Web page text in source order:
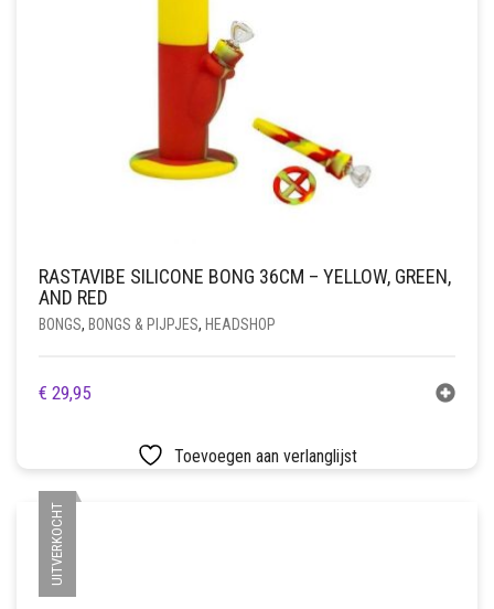
RASTAVIBE SILICONE BONG 36CM – YELLOW, GREEN,
AND RED
BONGS, BONGS & PIJPJES, HEADSHOP
€ 29,95
Toevoegen aan verlanglijst
UITVERKOCHT